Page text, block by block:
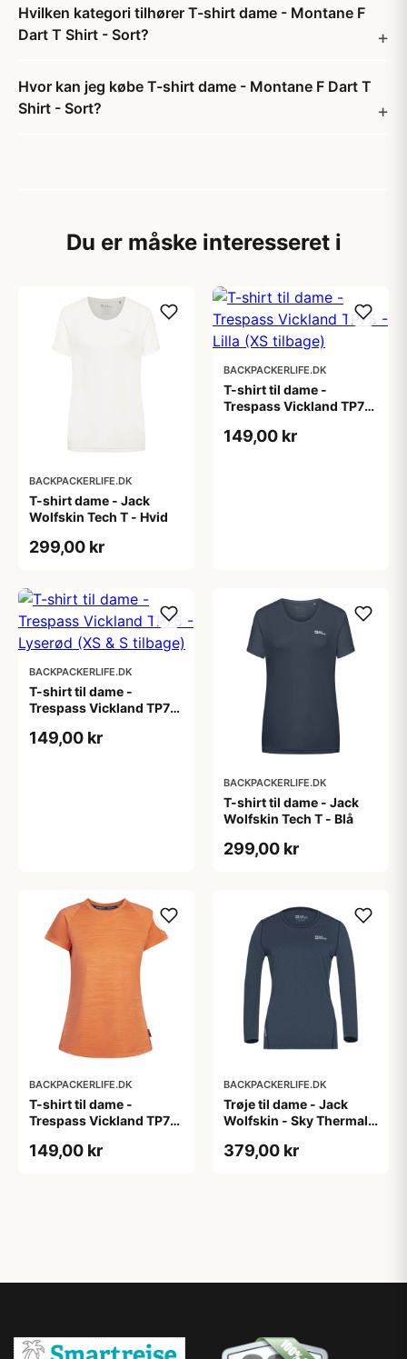
Hvilken kategori tilhører T-shirt dame - Montane F
Dart T Shirt - Sort?
Hvor kan jeg købe T-shirt dame - Montane F Dart T
Shirt - Sort?
Du er måske interesseret i
BACKPACKERLIFE.DK
T-shirt dame - Jack
Wolfskin Tech T - Hvid
299,00 kr
BACKPACKERLIFE.DK
T-shirt til dame -
Trespass Vickland TP75
149,00 kr
BACKPACKERLIFE.DK
T-shirt til dame -
Trespass Vickland TP75
tilbage)
149,00 kr
BACKPACKERLIFE.DK
T-shirt til dame - Jack
Wolfskin Tech T - Blå
299,00 kr
BACKPACKERLIFE.DK
T-shirt til dame -
Trespass Vickland TP75
149,00 kr
BACKPACKERLIFE.DK
Trøje til dame - Jack
Wolfskin - Sky Thermal
379,00 kr